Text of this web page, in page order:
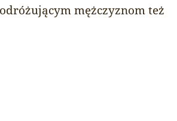
mężczyznom też